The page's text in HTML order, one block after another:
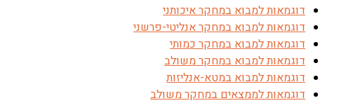
דוגמאות למבוא במחקר איכותני
דוגמאות למבוא במחקר אנליטי-פרשני
דוגמאות למבוא במחקר כמותי
דוגמאות למבוא במחקר משולב
דוגמאות למבוא במטא-אנליזות
דוגמאות לממצאים במחקר משולב